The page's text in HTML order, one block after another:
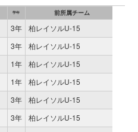
学年 前所属チーム
3年 柏レイソルU-15
3年 柏レイソルU-15
1年 柏レイソルU-15
1年 柏レイソルU-15
3年 柏レイソルU-15
3年 柏レイソルU-15